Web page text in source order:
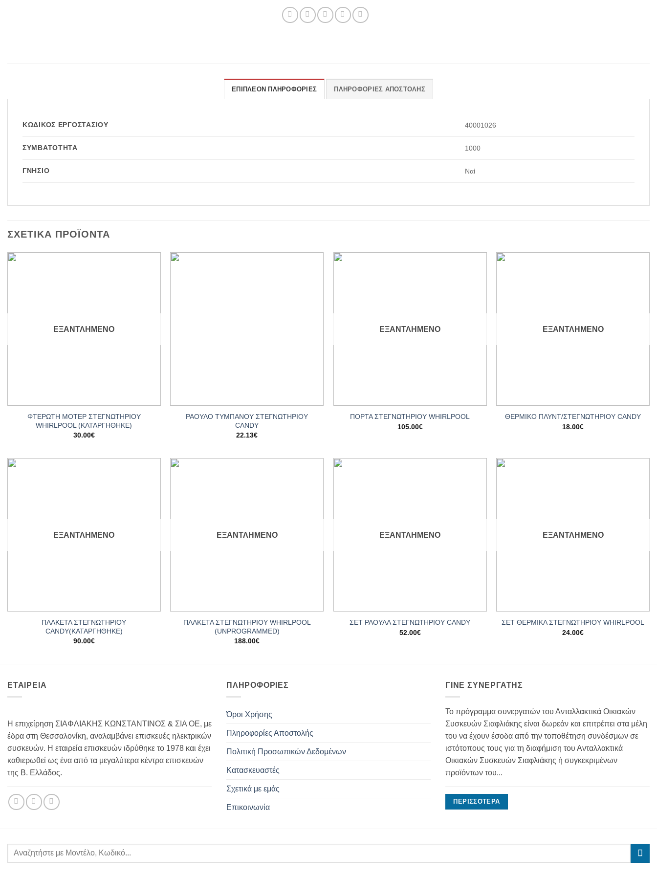
ΕΠΙΠΛΈΟΝ ΠΛΗΡΟΦΟΡΊΕΣ ΠΛΗΡΟΦΟΡΊΕΣ ΑΠΟΣΤΟΛΉΣ
ΚΩΔΙΚΌΣ ΕΡΓΟΣΤΑΣΊΟΥ 40001026
ΣΥΜΒΑΤΌΤΗΤΑ 1000
ΓΝΉΣΙΟ Ναί
ΣΧΕΤΙΚΆ ΠΡΟΪΌΝΤΑ
ΕΞΑΝΤΛΗΜΈΝΟ
ΦΤΕΡΩΤΗ ΜΟΤΕΡ ΣΤΕΓΝΩΤΗΡΙΟΥ
WHIRLPOOL (ΚΑΤΑΡΓΗΘΗΚΕ)
30.00€
ΡΑΟΥΛΟ ΤΥΜΠΑΝΟΥ ΣΤΕΓΝΩΤΗΡΙΟΥ
CANDY
22.13€
ΕΞΑΝΤΛΗΜΈΝΟ
ΠΟΡΤΑ ΣΤΕΓΝΩΤΗΡΙΟΥ WHIRLPOOL
105.00€
ΕΞΑΝΤΛΗΜΈΝΟ
ΘΕΡΜΙΚΟ ΠΛΥΝΤ/ΣΤΕΓΝΩΤΗΡΙΟΥ CANDY
18.00€
ΕΞΑΝΤΛΗΜΈΝΟ
ΠΛΑΚΕΤΑ ΣΤΕΓΝΩΤΗΡΙΟΥ
CANDΥ(ΚΑΤΑΡΓΗΘΗΚΕ)
90.00€
ΕΞΑΝΤΛΗΜΈΝΟ
ΠΛΑΚΕΤΑ ΣΤΕΓΝΩΤΗΡΙΟΥ WHIRLPOOL
(UNPROGRAMMED)
188.00€
ΕΞΑΝΤΛΗΜΈΝΟ
ΣΕΤ ΡΑΟΥΛΑ ΣΤΕΓΝΩΤΗΡΙΟΥ CANDY
52.00€
ΕΞΑΝΤΛΗΜΈΝΟ
ΣΕΤ ΘΕΡΜΙΚΑ ΣΤΕΓΝΩΤΗΡΙΟΥ WHIRLPOOL
24.00€
ΕΤΑΙΡΕΙΑ
Η επιχείρηση ΣΙΑΦΛΙΑΚΗΣ ΚΩΝΣΤΑΝΤΙΝΟΣ & ΣΙΑ ΟΕ, με
έδρα στη Θεσσαλονίκη, αναλαμβάνει επισκευές ηλεκτρικών
συσκευών. Η εταιρεία επισκευών ιδρύθηκε το 1978 και έχει
καθιερωθεί ως ένα από τα μεγαλύτερα κέντρα επισκευών
της Β. Ελλάδος.
ΠΛΗΡΟΦΟΡΊΕΣ
Όροι Χρήσης
Πληροφορίες Αποστολής
Πολιτική Προσωπικών Δεδομένων
Κατασκευαστές
Σχετικά με εμάς
Επικοινωνία
ΓΊΝΕ ΣΥΝΕΡΓΆΤΗΣ
Το πρόγραμμα συνεργατών του Ανταλλακτικά Οικιακών
Συσκευών Σιαφλιάκης είναι δωρεάν και επιτρέπει στα μέλη
του να έχουν έσοδα από την τοποθέτηση συνδέσμων σε
ιστότοπους τους για τη διαφήμιση του Ανταλλακτικά
Οικιακών Συσκευών Σιαφλιάκης ή συγκεκριμένων
προϊόντων του...
ΠΕΡΙΣΣΌΤΕΡΑ